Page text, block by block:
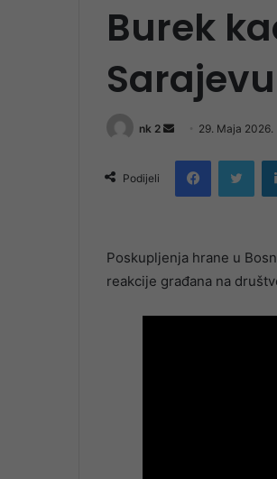
Burek
nk 2
Send
email
29. Maja 2026.
Podijeli
Facebook
Poskupljenja hrane u
reakcije građana na